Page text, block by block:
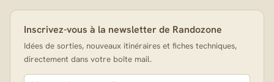
Inscrivez-vous à la newsletter de Randozone
Idées de sorties, nouveaux itinéraires et fiches techniques,
directement dans votre boîte mail.